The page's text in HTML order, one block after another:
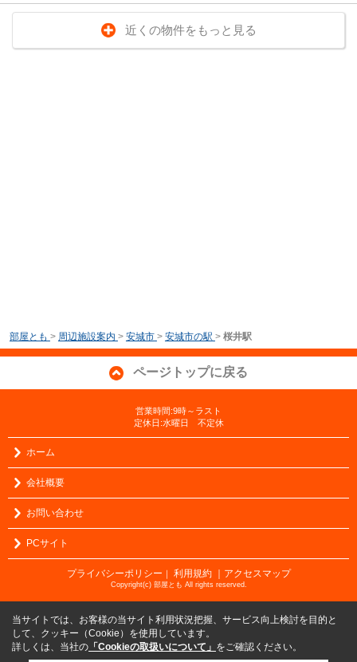
近くの物件をもっと見る
部屋とも > 周辺施設案内 > 安城市 > 安城市の駅 > 桜井駅
ページトップに戻る
営業時間:9時～ラスト
定休日:水曜日 不定休
ホーム
会社概要
お問い合わせ
PCサイト
プライバシーポリシー ｜ 利用規約 ｜アクセスマップ
Copyright(c) 部屋とも All rights reserved.
当サイトでは、お客様の当サイト利用状況把握、サービス向上検討を目的と
して、クッキー（Cookie）を使用しています。
詳しくは、当社の 「Cookieの取扱いについて」 をご確認ください。